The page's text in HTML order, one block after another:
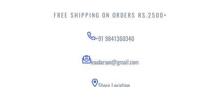
+91 9841360340
ksudarson@gmail.com
FREE SHIPPING ON ORDERS RS.2500+
Store Location